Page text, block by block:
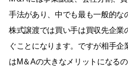
手法があり、中でも最も一般的な
株式譲渡では買い手は買収先企業
ぐことになります。ですが相手企
はM＆Aの大きなメリットになるの